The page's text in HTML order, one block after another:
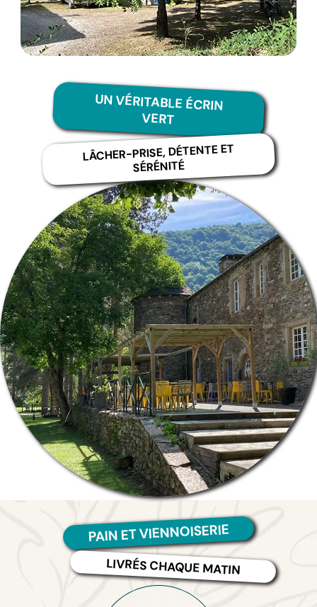
UN VÉRITABLE ÉCRIN
VERT
LÂCHER-PRISE, DÉTENTE ET
SÉRÉNITÉ
PAIN ET VIENNOISERIE
LIVRÉS CHAQUE MATIN